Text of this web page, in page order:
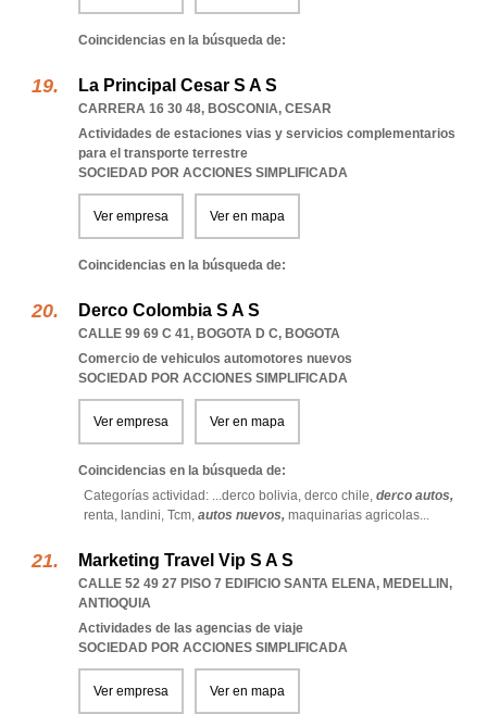
Coincidencias en la búsqueda de:
La Principal Cesar S A S
CARRERA 16 30 48, BOSCONIA, CESAR
Actividades de estaciones vias y servicios complementarios
para el transporte terrestre
SOCIEDAD POR ACCIONES SIMPLIFICADA
Ver empresa Ver en mapa
Coincidencias en la búsqueda de:
Derco Colombia S A S
CALLE 99 69 C 41, BOGOTA D C, BOGOTA
Comercio de vehiculos automotores nuevos
SOCIEDAD POR ACCIONES SIMPLIFICADA
Ver empresa Ver en mapa
Coincidencias en la búsqueda de:
Categorías actividad: ...derco bolivia, derco chile, derco autos,
renta, landini, Tcm, autos nuevos, maquinarias agricolas...
Marketing Travel Vip S A S
CALLE 52 49 27 PISO 7 EDIFICIO SANTA ELENA, MEDELLIN,
ANTIOQUIA
Actividades de las agencias de viaje
SOCIEDAD POR ACCIONES SIMPLIFICADA
Ver empresa Ver en mapa